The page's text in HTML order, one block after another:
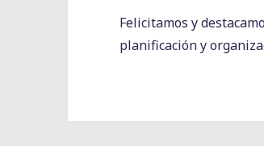
Felicitamos y
planificación y